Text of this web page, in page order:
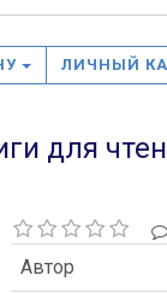
ЛИЧНЫЙ
для
Автор